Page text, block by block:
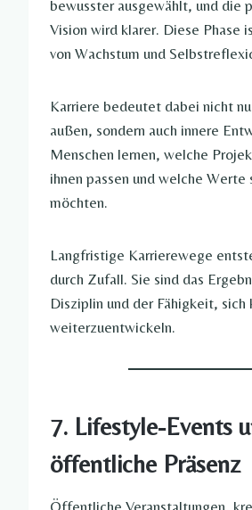
bewusster ausgewählt, und die
Vision wird klarer. Diese Phase
von Wachstum und
Karriere bedeutet dabei nicht
außen, sondern auch innere
Menschen lernen, welche
ihnen passen und welche Werte
möchten.
Langfristige Karrierewege
durch Zufall. Sie sind das
Disziplin und der Fähigkeit, sich
weiterzuentwickeln.
7. Lifestyle-Events
öffentliche Präsenz